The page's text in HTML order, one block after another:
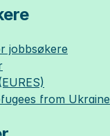
jobbsøkere
from Ukraine